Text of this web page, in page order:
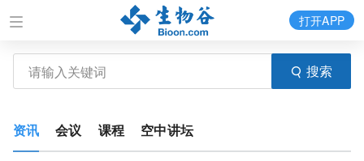
搜索
打开APP
资讯 会议 课程 空中讲坛